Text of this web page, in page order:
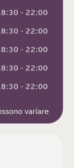
- 22:00
- 22:00
- 22:00
- 22:00
- 22:00
variare